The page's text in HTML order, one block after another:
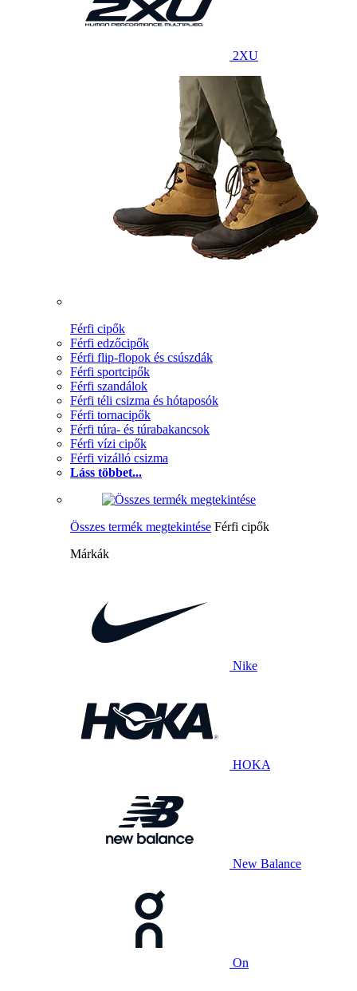
2XU
Férfi cipők
Férfi edzőcipők
Férfi flip-flopok és csúszdák
Férfi sportcipők
Férfi szandálok
Férfi téli csizma és hótaposók
Férfi tornacipők
Férfi túra- és túrabakancsok
Férfi vízi cipők
Férfi vizálló csizma
Láss többet...
Összes termék megtekintése Férfi cipők
Márkák
Nike
HOKA
New Balance
On